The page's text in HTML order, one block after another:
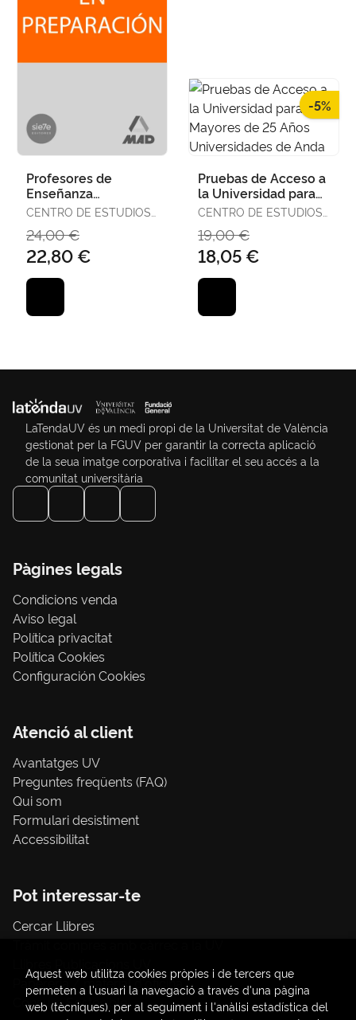
Profesores de
Enseñanza
Secundaria.
Educativa Plan de
Actuación del
CENTRO DE ESTUDIOS
24,00 €
22,80 €
-5%
Pruebas de Acceso a
la Universidad para
Mayores de 25 Años
Anda
CENTRO DE ESTUDIOS
19,00 €
18,05 €
LaTendaUV és un medi propi de la Universitat de València
gestionat per la FGUV per garantir la correcta aplicació
de la seua imatge corporativa i facilitar el seu accés a la
comunitat universitària
Pàgines legals
Condicions venda
Aviso legal
Política privacitat
Política Cookies
Configuración Cookies
Atenció al client
Avantatges UV
Preguntes freqüents (FAQ)
Qui som
Formulari desistiment
Accessibilitat
Pot interessar-te
Cercar Llibres
Papereria / material d'oficina
Consum Sostenible
Aquest web utilitza cookies pròpies i de tercers que
permeten a l'usuari la navegació a través d'una pàgina
web (tècniques), per al seguiment i l'anàlisi estadística del